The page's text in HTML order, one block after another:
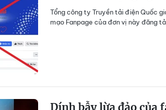
Tổng công ty Truyền tải điện Quốc
mạo Fanpage của đơn vị này đăng
Dính bẫy lừa đảo của